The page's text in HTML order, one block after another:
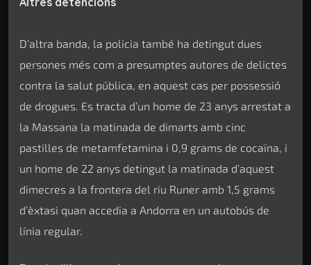
D’altra banda, la policia també ha detingut dues
persones més com a presumptes autores de delictes
contra la salut pública, en aquest cas per possessió
de drogues. Es tracta d’un home de 23 anys arrestat a
la Massana la matinada de dimarts amb cinc
pastilles de metamfetamina i 0,9 grams de cocaïna, i
un home de 22 anys detingut la matinada d’aquest
dimecres a la frontera del riu Runer amb 1,5 grams
d’èxtasi quan accedia a Andorra en un autobús de
línia regular.